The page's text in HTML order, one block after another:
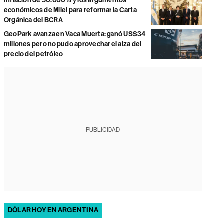
económicos de Milei para reformar la Carta
Orgánica del BCRA
GeoPark avanza en Vaca Muerta: ganó US$34
millones pero no pudo aprovechar el alza del
precio del petróleo
PUBLICIDAD
DÓLAR HOY EN ARGENTINA